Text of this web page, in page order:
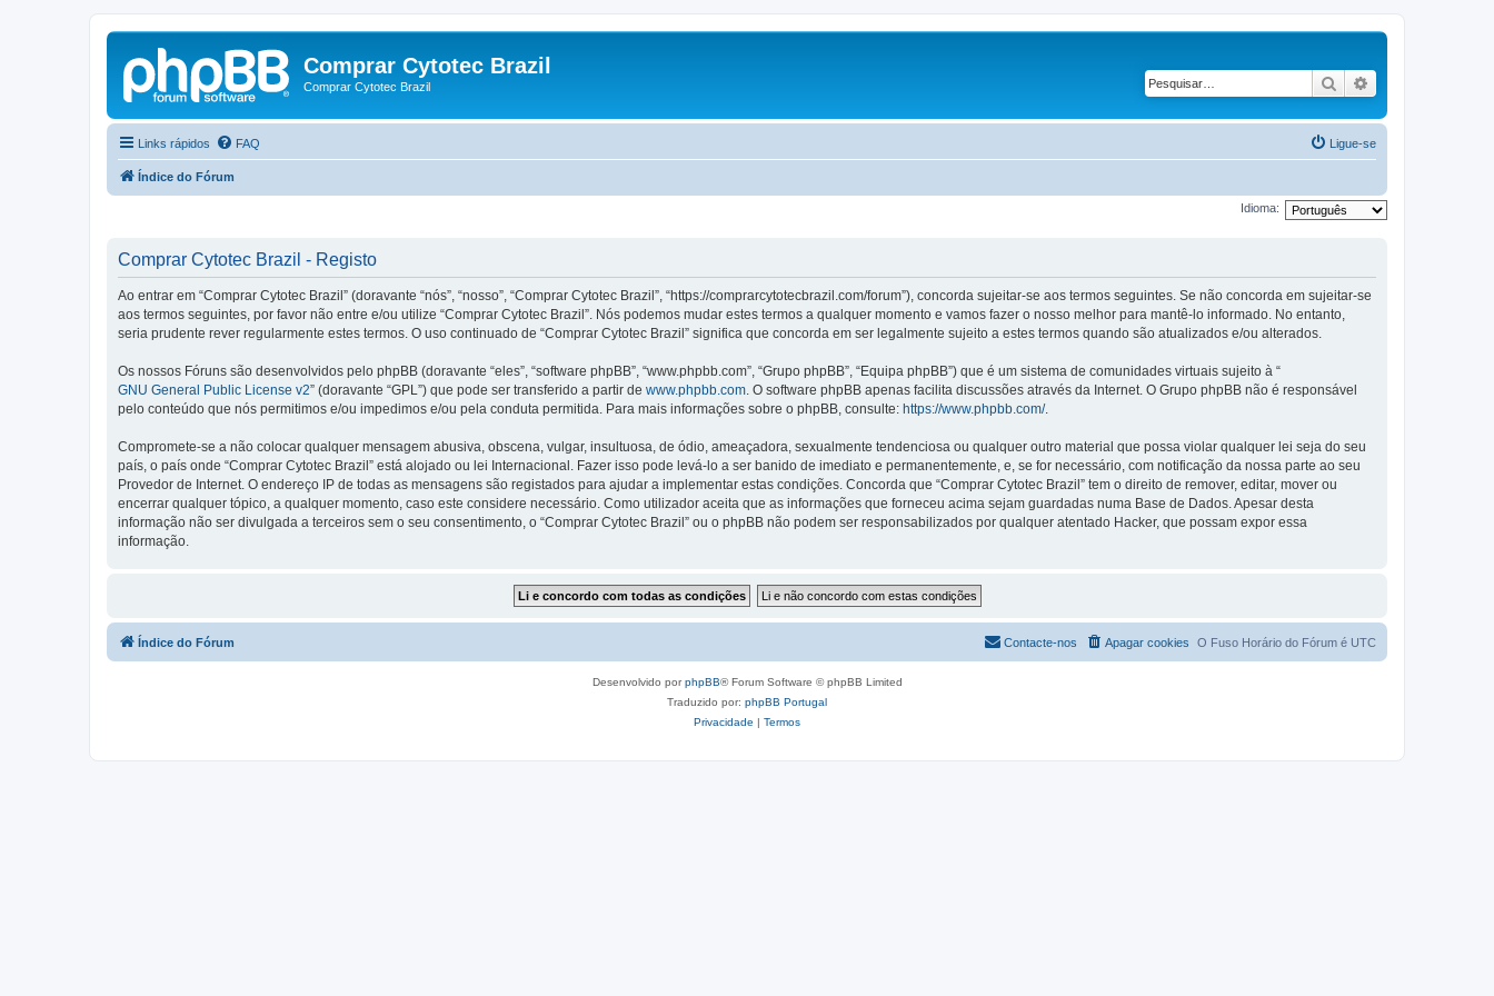
Comprar Cytotec Brazil
Comprar Cytotec Brazil Pesquisar
Links rápidos FAQ Ligue-se
Índice do Fórum
Idioma:
Comprar Cytotec Brazil - Registo
Ao entrar em “Comprar Cytotec Brazil” (doravante “nós”, “nosso”, “Comprar Cytotec Brazil”, “https://comprarcytotecbrazil.com/forum”), concorda sujeitar-se aos termos seguintes. Se não concorda em sujeitar-se
aos termos seguintes, por favor não entre e/ou utilize “Comprar Cytotec Brazil”. Nós podemos mudar estes termos a qualquer momento e vamos fazer o nosso melhor para mantê-lo informado. No entanto,
seria prudente rever regularmente estes termos. O uso continuado de “Comprar Cytotec Brazil” significa que concorda em ser legalmente sujeito a estes termos quando são atualizados e/ou alterados.
Os nossos Fóruns são desenvolvidos pelo phpBB (doravante “eles”, “software phpBB”, “www.phpbb.com”, “Grupo phpBB”, “Equipa phpBB”) que é um sistema de comunidades virtuais sujeito à “
GNU General Public License v2” (doravante “GPL”) que pode ser transferido a partir de www.phpbb.com. O software phpBB apenas facilita discussões através da Internet. O Grupo phpBB não é responsável
pelo conteúdo que nós permitimos e/ou impedimos e/ou pela conduta permitida. Para mais informações sobre o phpBB, consulte: https://www.phpbb.com/.
Compromete-se a não colocar qualquer mensagem abusiva, obscena, vulgar, insultuosa, de ódio, ameaçadora, sexualmente tendenciosa ou qualquer outro material que possa violar qualquer lei seja do seu
país, o país onde “Comprar Cytotec Brazil” está alojado ou lei Internacional. Fazer isso pode levá-lo a ser banido de imediato e permanentemente, e, se for necessário, com notificação da nossa parte ao seu
Provedor de Internet. O endereço IP de todas as mensagens são registados para ajudar a implementar estas condições. Concorda que “Comprar Cytotec Brazil” tem o direito de remover, editar, mover ou
encerrar qualquer tópico, a qualquer momento, caso este considere necessário. Como utilizador aceita que as informações que forneceu acima sejam guardadas numa Base de Dados. Apesar desta
informação não ser divulgada a terceiros sem o seu consentimento, o “Comprar Cytotec Brazil” ou o phpBB não podem ser responsabilizados por qualquer atentado Hacker, que possam expor essa
informação.
Índice do Fórum O Fuso Horário do Fórum é UTC
Apagar cookies
Contacte-nos
Desenvolvido porphpBB® Forum Software © phpBB Limited
Traduzido por: phpBB Portugal
Privacidade | Termos